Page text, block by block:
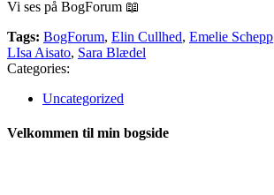
Vi ses på BogForum 📖
Tags: BogForum, Elin Cullhed, Emelie Schepp
LIsa Aisato, Sara Blædel
Categories:
Uncategorized
Velkommen til min bogside